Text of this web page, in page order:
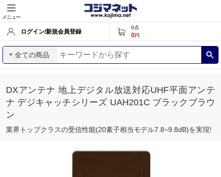
メニュー
ログイン/新規会員登録
0点
0円
全ての商品
DXアンテナ 地上デジタル放送対応UHF平面アンテ
ナ デジキャッチシリーズ UAH201C ブラックブラウ
ン
業界トップクラスの受信性能(20素子相当モデル7.8~9.8dB)を実現!